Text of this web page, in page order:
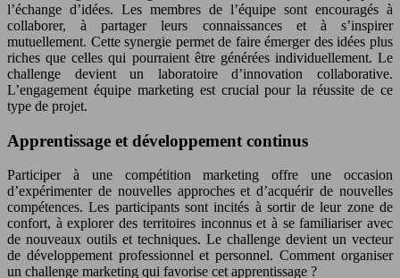
l’échange d’idées. Les membres de l’équipe sont encouragés à
collaborer, à partager leurs connaissances et à s’inspirer
mutuellement. Cette synergie permet de faire émerger des idées plus
riches que celles qui pourraient être générées individuellement. Le
challenge devient un laboratoire d’innovation collaborative.
L’engagement équipe marketing est crucial pour la réussite de ce
type de projet.
Apprentissage et développement continus
Participer à une compétition marketing offre une occasion
d’expérimenter de nouvelles approches et d’acquérir de nouvelles
compétences. Les participants sont incités à sortir de leur zone de
confort, à explorer des territoires inconnus et à se familiariser avec
de nouveaux outils et techniques. Le challenge devient un vecteur
de développement professionnel et personnel. Comment organiser
un challenge marketing qui favorise cet apprentissage ?